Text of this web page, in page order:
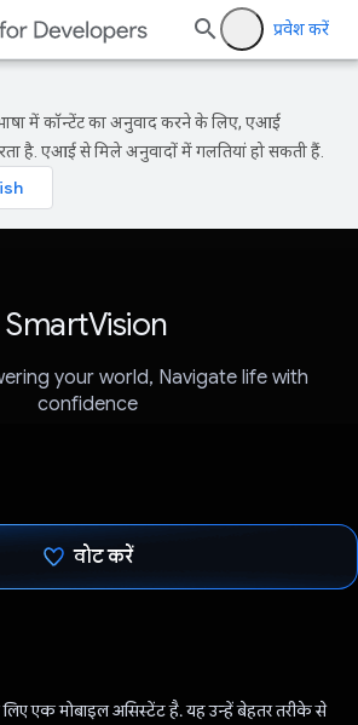
प्रवेश करें
में कॉन्टेंट का अनुवाद करने के लिए, एआई
है. एआई से मिले अनुवादों में गलतियां हो सकती हैं.
SmartVision
your world, Navigate life with
confidence
वोट करें
एक मोबाइल असिस्टेंट है. यह उन्हें बेहतर तरीके से